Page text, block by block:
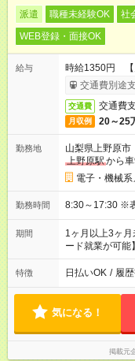
派遣 職種未経験OK 社
WEB登録・面接OK
給与
時給1350円 【
交通費別途
交通費 交通費
月収例 20～25
勤務地
山梨県上野原市
上野原駅から
電子・機械系
勤務時間
期間
1ヶ月以上3ヶ
ード就業が可能
特徴 日払いOK / 履
気になる！
掲載元